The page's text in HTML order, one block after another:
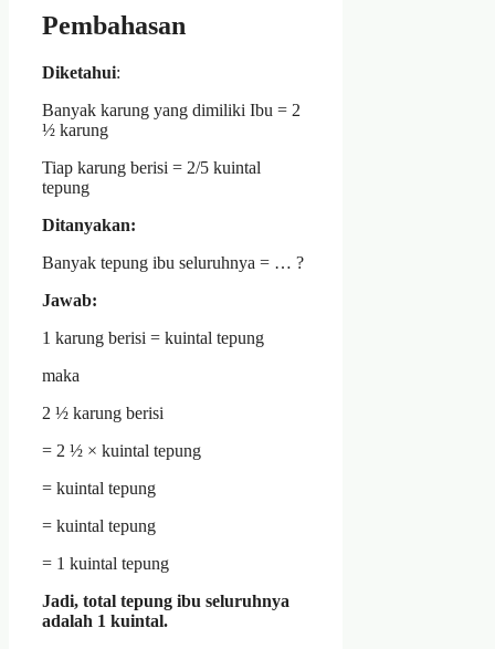
Pembahasan
Diketahui:
Banyak karung yang dimiliki Ibu = 2
½ karung
Tiap karung berisi = 2/5 kuintal
tepung
Ditanyakan:
Banyak tepung ibu seluruhnya = … ?
Jawab:
1 karung berisi = kuintal tepung
maka
2 ½ karung berisi
= 2 ½ × kuintal tepung
= kuintal tepung
= kuintal tepung
= 1 kuintal tepung
Jadi, total tepung ibu seluruhnya
adalah 1 kuintal.